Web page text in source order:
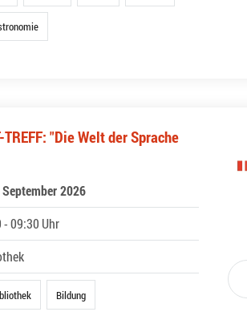
TREFF: "Die Welt der Sprache
2026
- 09:30 Uhr
Bildung